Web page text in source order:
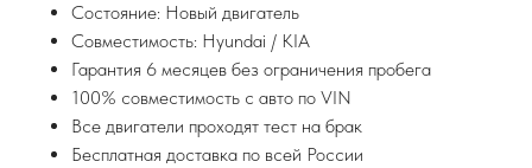
Состояние: Новый двигатель
Совместимость: Hyundai / KIA
Гарантия 6 месяцев без ограничения пробега
100% совместимость с авто по VIN
Все двигатели проходят тест на брак
Бесплатная доставка по всей России